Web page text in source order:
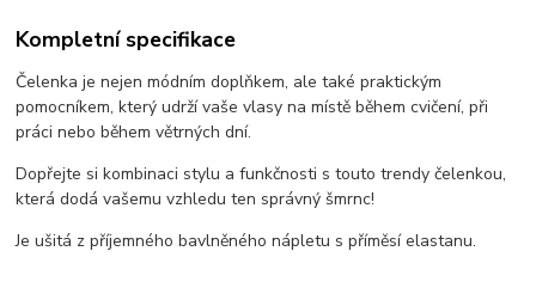
Kompletní specifikace
Čelenka je nejen módním doplňkem, ale také praktickým
pomocníkem, který udrží vaše vlasy na místě během cvičení, při
práci nebo během větrných dní.
Dopřejte si kombinaci stylu a funkčnosti s touto trendy čelenkou,
která dodá vašemu vzhledu ten správný šmrnc!
Je ušitá z příjemného bavlněného nápletu s příměsí elastanu.